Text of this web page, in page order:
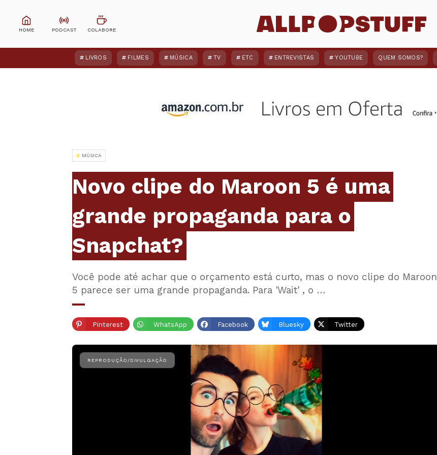
LIVROS FILMES MÚSICA TV ETC ENTREVISTAS YOUTUBE QUEM SOMOS?
MÚSICA
Novo clipe do Maroon 5 é uma
grande propaganda para o
Snapchat?
Você pode até achar que o orçamento está curto, mas o novo clipe do Maroon
5 parece ser uma grande propaganda. Para 'Wait' , o …
Pinterest WhatsApp Facebook Bluesky Twitter